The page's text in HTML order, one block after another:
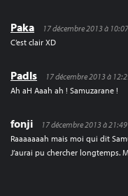
Paka
17 décembre 2013 à 10:07
C’est clair XD
Padls
17 décembre 2013 à
Ah aH Aaah ah ! Samuzarane !
fonji
17 décembre 2013 à 21:49
Raaaaaaah mais moi qui dit
J’aurai pu chercher longtemps.